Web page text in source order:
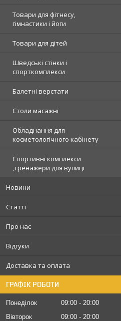
Товари для фітнесу,
гімнастики і йоги
Товари для дітей
Шведські стінки і
спорткомплекси
Балетні верстати
Столи масажні
Обладнання для
косметологічного кабінету
Спортивні комплекси
,тренажери для вулиці
Новини
Статті
Про нас
Відгуки
Доставка та оплата
ГРАФІК РОБОТИ
Понеділок 09:00
20:00
Вівторок
09:00
20:00